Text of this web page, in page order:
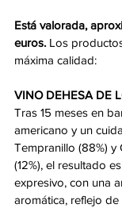
Está valorada,
euros. Los
máxima calidad:
VINO DEHESA DE
Tras 15 meses en
americano y un
Tempranillo (88%) y
(12%), el resultado
expresivo, con una
aromática, reflejo